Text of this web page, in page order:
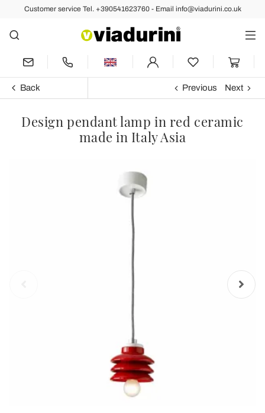
Customer service Tel. +390541623760 - Email info@viadurini.co.uk
Back Previous Next
Design pendant lamp in red ceramic
made in Italy Asia